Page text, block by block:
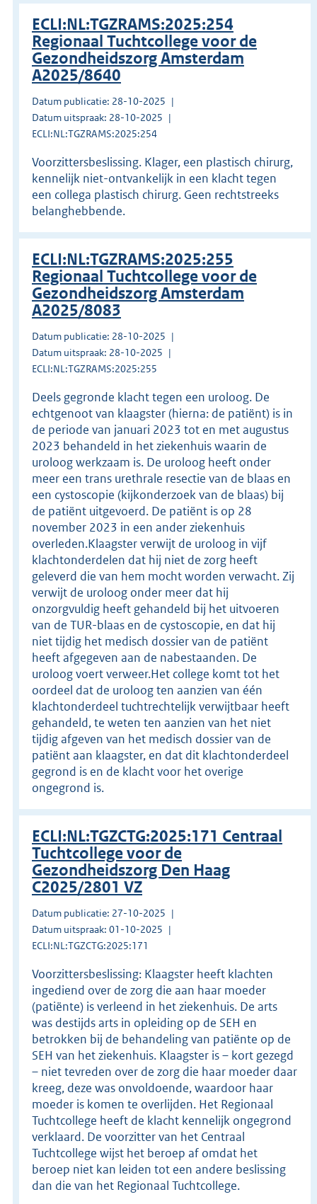
ECLI:NL:TGZRAMS:2025:254
Regionaal Tuchtcollege voor de
Gezondheidszorg Amsterdam
A2025/8640
Datum publicatie: 28-10-2025
Datum uitspraak: 28-10-2025
ECLI:NL:TGZRAMS:2025:254
Voorzittersbeslissing. Klager, een plastisch chirurg,
kennelijk niet-ontvankelijk in een klacht tegen
een collega plastisch chirurg. Geen rechtstreeks
belanghebbende.
ECLI:NL:TGZRAMS:2025:255
Regionaal Tuchtcollege voor de
Gezondheidszorg Amsterdam
A2025/8083
Datum publicatie: 28-10-2025
Datum uitspraak: 28-10-2025
ECLI:NL:TGZRAMS:2025:255
Deels gegronde klacht tegen een uroloog. De
echtgenoot van klaagster (hierna: de patiënt) is in
de periode van januari 2023 tot en met augustus
2023 behandeld in het ziekenhuis waarin de
uroloog werkzaam is. De uroloog heeft onder
meer een trans urethrale resectie van de blaas en
een cystoscopie (kijkonderzoek van de blaas) bij
de patiënt uitgevoerd. De patiënt is op 28
november 2023 in een ander ziekenhuis
overleden.Klaagster verwijt de uroloog in vijf
klachtonderdelen dat hij niet de zorg heeft
geleverd die van hem mocht worden verwacht. Zij
verwijt de uroloog onder meer dat hij
onzorgvuldig heeft gehandeld bij het uitvoeren
van de TUR-blaas en de cystoscopie, en dat hij
niet tijdig het medisch dossier van de patiënt
heeft afgegeven aan de nabestaanden. De
uroloog voert verweer.Het college komt tot het
oordeel dat de uroloog ten aanzien van één
klachtonderdeel tuchtrechtelijk verwijtbaar heeft
gehandeld, te weten ten aanzien van het niet
tijdig afgeven van het medisch dossier van de
patiënt aan klaagster, en dat dit klachtonderdeel
gegrond is en de klacht voor het overige
ongegrond is.
ECLI:NL:TGZCTG:2025:171 Centraal
Tuchtcollege voor de
Gezondheidszorg Den Haag
C2025/2801 VZ
Datum publicatie: 27-10-2025
Datum uitspraak: 01-10-2025
ECLI:NL:TGZCTG:2025:171
Voorzittersbeslissing: Klaagster heeft klachten
ingediend over de zorg die aan haar moeder
(patiënte) is verleend in het ziekenhuis. De arts
was destijds arts in opleiding op de SEH en
betrokken bij de behandeling van patiënte op de
SEH van het ziekenhuis. Klaagster is – kort gezegd
– niet tevreden over de zorg die haar moeder daar
kreeg, deze was onvoldoende, waardoor haar
moeder is komen te overlijden. Het Regionaal
Tuchtcollege heeft de klacht kennelijk ongegrond
verklaard. De voorzitter van het Centraal
Tuchtcollege wijst het beroep af omdat het
beroep niet kan leiden tot een andere beslissing
dan die van het Regionaal Tuchtcollege.